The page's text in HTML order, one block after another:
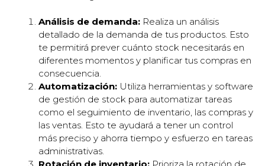
Análisis de demanda: Realiza un análisis
detallado de la demanda de tus productos. Esto
te permitirá prever cuánto stock necesitarás en
diferentes momentos y planificar tus compras en
consecuencia.
Automatización: Utiliza herramientas y software
de gestión de stock para automatizar tareas
como el seguimiento de inventario, las compras y
las ventas. Esto te ayudará a tener un control
más preciso y ahorra tiempo y esfuerzo en tareas
administrativas.